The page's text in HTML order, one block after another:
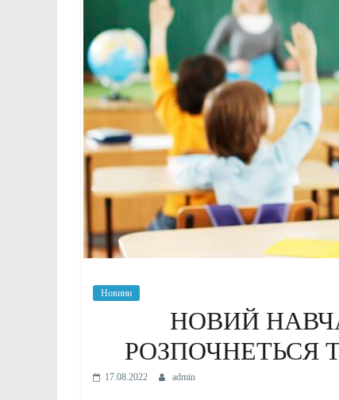
Новини
НОВИЙ
РОЗПОЧНЕТЬСЯ
17.08.2022 admin